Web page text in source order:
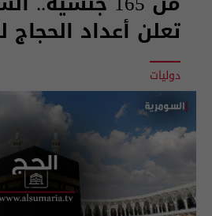
تعلن أعداد الحجاج
دوليات